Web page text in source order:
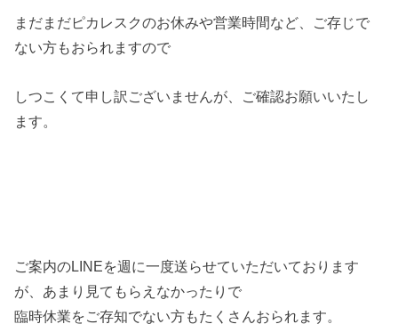
まだまだピカレスクのお休みや営業時間など、ご存じで
ない方もおられますので
しつこくて申し訳ございませんが、ご確認お願いいたし
ます。
ご案内のLINEを週に一度送らせていただいております
が、あまり見てもらえなかったりで
臨時休業をご存知でない方もたくさんおられます。